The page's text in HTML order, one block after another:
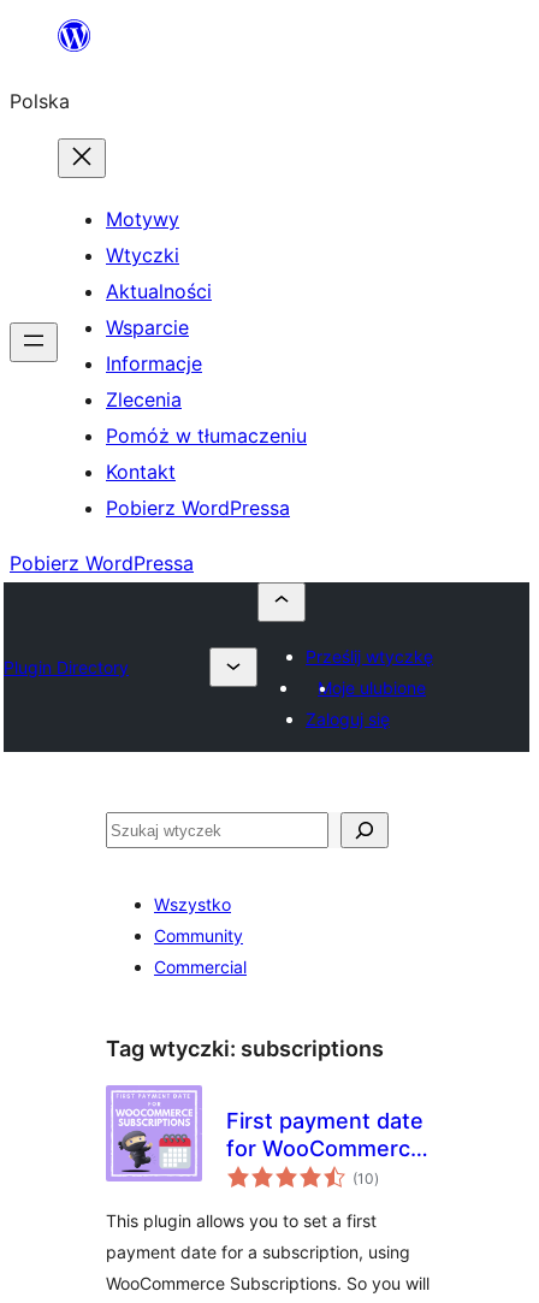
Przejdź
treści
Polska
Motywy
Wtyczki
Aktualności
Wsparcie
Informacje
Zlecenia
Pomóż w tłumaczeniu
Kontakt
Pobierz WordPressa
Pobierz WordPressa
Plugin Directory
Prześlij wtyczkę
Moje ulubione
Zaloguj się
Szukaj
Wszystko
Community
Commercial
Tag wtyczki: subscriptions
First payment date
for WooCommerce
Subscriptions
(10wszystkich
ocen
)
This plugin allows you to set a first
payment date for a subscription, using
WooCommerce Subscriptions. So you will